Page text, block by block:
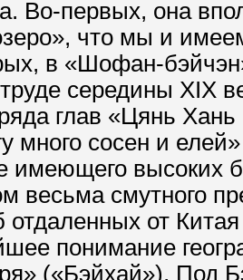
Во-первых, она
что мы и
в «Шофан-
середины XIX
глав «Цянь
много сосен и
имеющего высоких
весьма смутного
отдаленных от
понимание
(«Бэйхай»), Под